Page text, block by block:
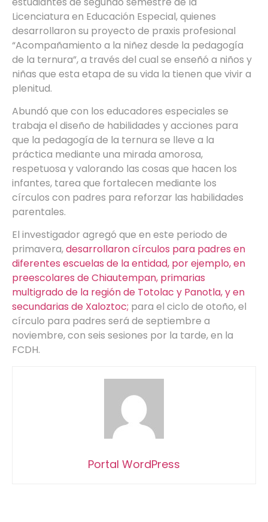
Licenciatura en Educación Especial, quienes
desarrollaron su proyecto de praxis profesional
“Acompañamiento a la niñez desde la pedagogía
de la ternura”, a través del cual se enseñó a niños y
niñas que esta etapa de su vida la tienen que vivir a
plenitud.
Abundó que con los educadores especiales se
trabaja el diseño de habilidades y acciones para
que la pedagogía de la ternura se lleve a la
práctica mediante una mirada amorosa,
respetuosa y valorando las cosas que hacen los
infantes, tarea que fortalecen mediante los
círculos con padres para reforzar las habilidades
parentales.
El investigador agregó que en este periodo de
primavera,desarrollaron círculos para padres en
diferentes escuelas de la entidad, por ejemplo, en
preescolares de Chiautempan, primarias
multigrado de la región de Totolac y Panotla, y en
secundarias de Xaloztoc; para el ciclo de otoño, el
círculo para padres será de septiembre a
noviembre, con seis sesiones por la tarde, en la
FCDH.
Portal WordPress